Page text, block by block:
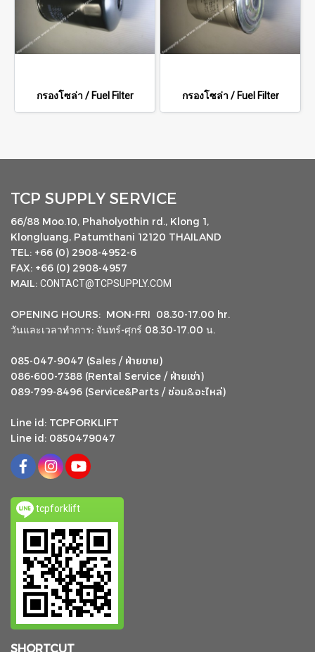
กรองโซล่า / Fuel Filter กรองโซล่า / Fuel Filter
TCP SUPPLY SERVICE
66/88 Moo.10, Phaholyothin rd., Klong 1,
Klongluang, Patumthani 12120 THAILAND
TEL: +66 (0) 2908-4952-6
FAX: +66 (0) 2908-4957
MAIL: CONTACT@TCPSUPPLY.COM
OPENING HOURS: MON-FRI 08.30-17.00 hr.
วันและเวลาทำการ: จันทร์-ศุกร์ 08.30-17.00 น.
085-047-9047 (Sales / ฝ่ายขาย)
086-600-7388 (Rental Service / ฝ่ายเช่า)
089-799-8496 (Service&Parts / ซ่อม&อะไหล่)
Line id: TCPFORKLIFT
Line id: 0850479047
tcpforklift
SHORTCUT